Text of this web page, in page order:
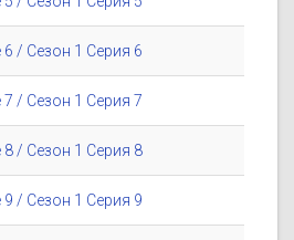
/ Сезон 1 Серия 6
/ Сезон 1 Серия 7
/ Сезон 1 Серия 8
/ Сезон 1 Серия 9